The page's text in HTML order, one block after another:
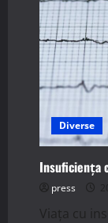
Diverse
Insuficiența
press
Viața cu